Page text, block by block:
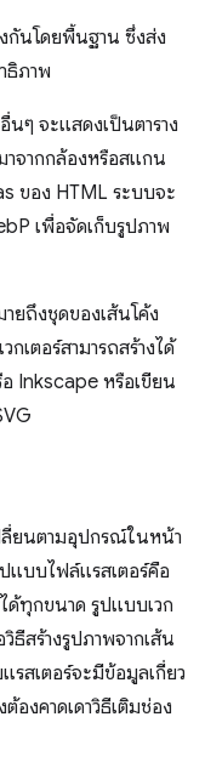
กันโดยพื้นฐาน ซึ่งส่ง
ธิภาพ
ๆ จะแสดงเป็นตาราง
าจากกล้องหรือสแกน
ของ HTML ระบบจะ
เพื่อจัดเก็บรูปภาพ
ยถึงชุดของเส้นโค้ง
เตอร์สามารถสร้างได้
Inkscape หรือเขียน
ลี่ยนตามอุปกรณ์ในหน้า
แบบไฟล์แรสเตอร์คือ
ได้ทุกขนาด รูปแบบเวก
ธีสร้างรูปภาพจากเส้น
สเตอร์จะมีข้อมูลเกี่ยว
องคาดเดาวิธีเติมช่อง